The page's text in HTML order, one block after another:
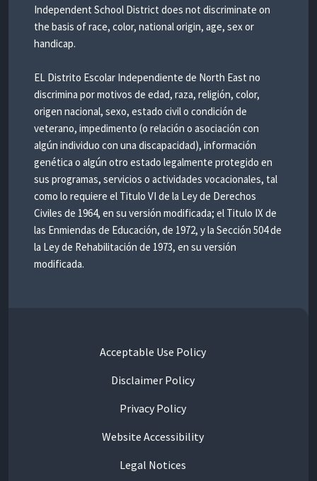
Independent School District does not discriminate on
the basis of race, color, national origin, age, sex or
handicap.
EL Distrito Escolar Independiente de North East no
discrimina por motivos de edad, raza, religión, color,
origen nacional, sexo, estado civil o condición de
veterano, impedimento (o relación o asociación con
algún individuo con una discapacidad), información
genética o algún otro estado legalmente protegido en
sus programas, servicios o actividades vocacionales, tal
como lo requiere el Titulo VI de la Ley de Derechos
Civiles de 1964, en su versión modificada; el Titulo IX de
las Enmiendas de Educación, de 1972, y la Sección 504 de
la Ley de Rehabilitación de 1973, en su versión
modificada.
Acceptable Use Policy
Disclaimer Policy
Privacy Policy
Website Accessibility
Legal Notices